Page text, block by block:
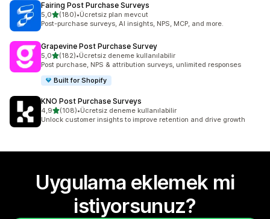
Fairing Post Purchase Surveys
5,05 yıldız üzerinden
(180)
toplam 180 değerlendirme
•Ücretsiz plan mevcut
Post-purchase surveys, AI insights, NPS, MCP, and more.
Grapevine Post Purchase Survey
5,05 yıldız üzerinden
(182)
toplam 182 değerlendirme
•Ücretsiz deneme kullanılabilir
Post purchase, NPS & attribution surveys, unlimited responses
Built for Shopify
KNO Post Purchase Surveys
4,95 yıldız üzerinden
(108)
toplam 108 değerlendirme
•Ücretsiz deneme kullanılabilir
Unlock customer insights to improve retention and drive growth
Uygulama eklemek mi
istiyorsunuz?